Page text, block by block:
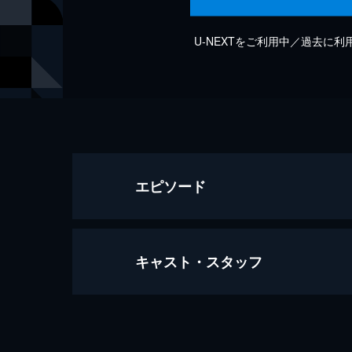
U-NEXTをご利用中／過去に利
エピソード
Musique D’Ordinateur
キャスト・スタッフ